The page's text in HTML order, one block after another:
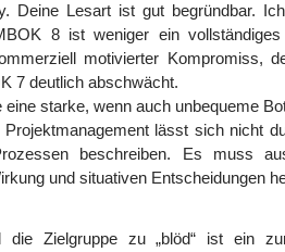
Deine Lesart ist gut begründbar.
8 ist weniger ein
motivierter Kompromiss,
7 deutlich abschwächt.
eine starke, wenn auch unbequeme
Projektmanagement lässt sich nicht
beschreiben. Es muss
und situativen Entscheidungen
die Zielgruppe zu „blöd“ ist ein